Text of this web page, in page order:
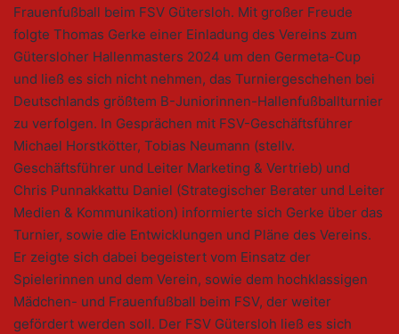
Frauenfußball beim FSV Gütersloh. Mit großer Freude
folgte Thomas Gerke einer Einladung des Vereins zum
Gütersloher Hallenmasters 2024 um den Germeta-Cup
und ließ es sich nicht nehmen, das Turniergeschehen bei
Deutschlands größtem B-Juniorinnen-Hallenfußballturnier
zu verfolgen. In Gesprächen mit FSV-Geschäftsführer
Michael Horstkötter, Tobias Neumann (stellv.
Geschäftsführer und Leiter Marketing & Vertrieb) und
Chris Punnakkattu Daniel (Strategischer Berater und Leiter
Medien & Kommunikation) informierte sich Gerke über das
Turnier, sowie die Entwicklungen und Pläne des Vereins.
Er zeigte sich dabei begeistert vom Einsatz der
Spielerinnen und dem Verein, sowie dem hochklassigen
Mädchen- und Frauenfußball beim FSV, der weiter
gefördert werden soll. Der FSV Gütersloh ließ es sich